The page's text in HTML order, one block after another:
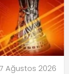
Ağustos 2026